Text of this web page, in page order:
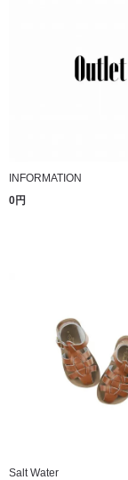
INFORMATION
0円
Salt Water